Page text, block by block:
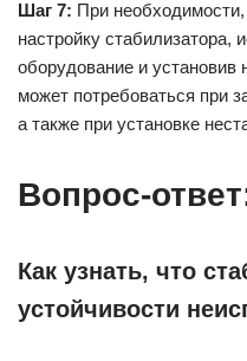
Шаг 7: При
настройку стабилизатора,
оборудование и
может потребоваться при
а также при установке
Вопрос-
Как узнать, что
устойчивости